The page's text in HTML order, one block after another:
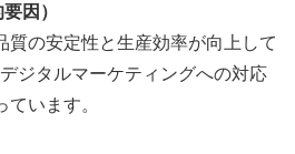
因）
質の安定性と生産効率が向上して
ジタルマーケティングへの対応
います。